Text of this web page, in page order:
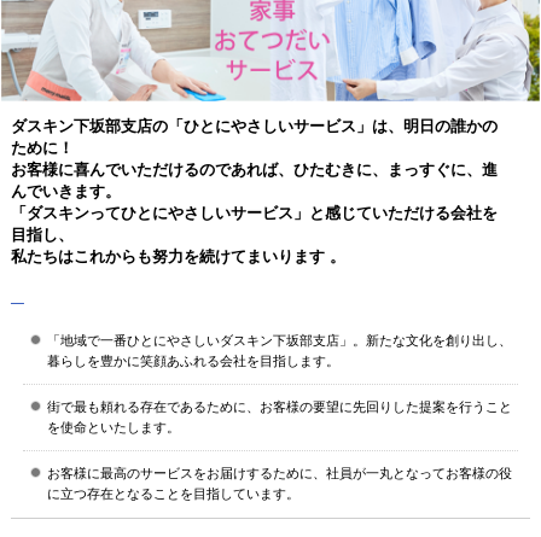
ダスキン下坂部支店の「ひとにやさしいサービス」は、明日の誰かの
ために！
お客様に喜んでいただけるのであれば、ひたむきに、まっすぐに、進
んでいきます。
「ダスキンってひとにやさしいサービス」と感じていただける会社を
目指し、
私たちはこれからも努力を続けてまいります 。
「地域で一番ひとにやさしいダスキン下坂部支店」。新たな文化を創り出し、
暮らしを豊かに笑顔あふれる会社を目指します。
街で最も頼れる存在であるために、お客様の要望に先回りした提案を行うこと
を使命といたします。
お客様に最高のサービスをお届けするために、社員が一丸となってお客様の役
に立つ存在となることを目指しています。